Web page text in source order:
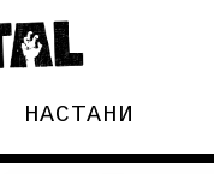
НАСТАНИ